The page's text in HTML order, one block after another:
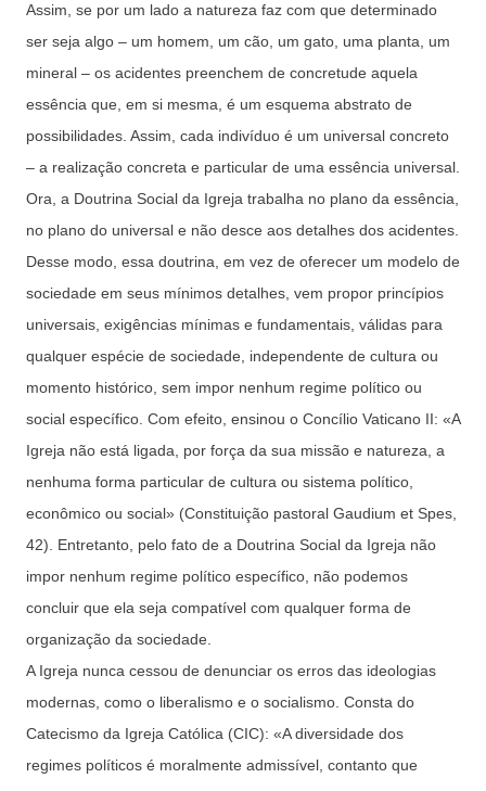
Assim, se por um lado a natureza faz com que determinado
ser seja algo – um homem, um cão, um gato, uma planta, um
mineral – os acidentes preenchem de concretude aquela
essência que, em si mesma, é um esquema abstrato de
possibilidades. Assim, cada indivíduo é um universal concreto
– a realização concreta e particular de uma essência universal.
Ora, a Doutrina Social da Igreja trabalha no plano da essência,
no plano do universal e não desce aos detalhes dos acidentes.
Desse modo, essa doutrina, em vez de oferecer um modelo de
sociedade em seus mínimos detalhes, vem propor princípios
universais, exigências mínimas e fundamentais, válidas para
qualquer espécie de sociedade, independente de cultura ou
momento histórico, sem impor nenhum regime político ou
social específico. Com efeito, ensinou o Concílio Vaticano II: «A
Igreja não está ligada, por força da sua missão e natureza, a
nenhuma forma particular de cultura ou sistema político,
econômico ou social» (Constituição pastoral Gaudium et Spes,
42). Entretanto, pelo fato de a Doutrina Social da Igreja não
impor nenhum regime político específico, não podemos
concluir que ela seja compatível com qualquer forma de
organização da sociedade.
A Igreja nunca cessou de denunciar os erros das ideologias
modernas, como o liberalismo e o socialismo. Consta do
Catecismo da Igreja Católica (CIC): «A diversidade dos
regimes políticos é moralmente admissível, contanto que